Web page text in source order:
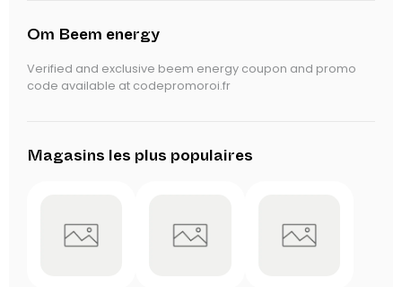
Om Beem energy
Verified and exclusive beem energy coupon and promo
code available at codepromoroi.fr
Magasins les plus populaires